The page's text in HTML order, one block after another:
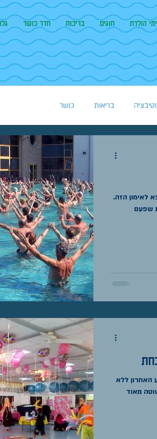
ימי הולדת חוגים בריכות חדר כושר
בריאות כושר
לאימון הזה.
שפעם
האחרון ללא
מאוד